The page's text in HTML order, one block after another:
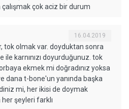
çok aciz bir durum
16.04.2019
tok olmak var. doyduktan sonra
ile karnınızı doyurduğunuz. tok
ekmek mi doğradınız yoksa
dana t-bone'un yanında başka
mi, her ikisi de doymak
şeyleri farklı